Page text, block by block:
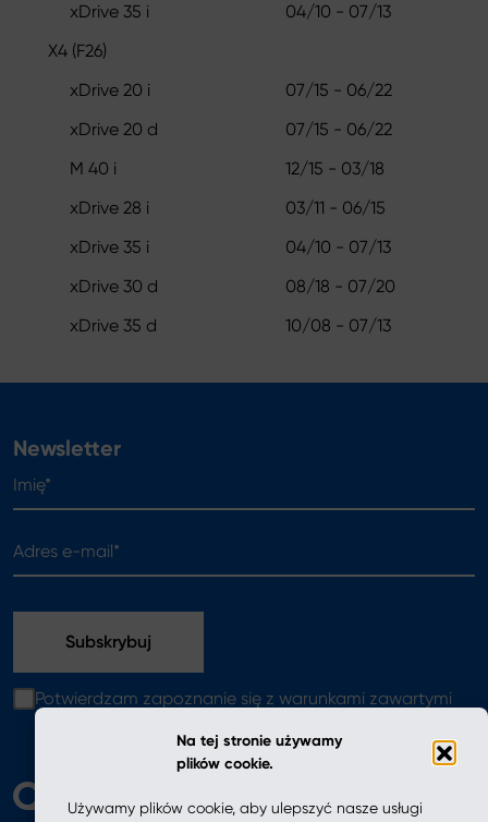
Na tej stronie używamy
plików cookie.
Używamy plików cookie, aby ulepszyć nasze usługi
xDrive 35 i
04/10 - 07/13
X4 (F26)
xDrive 20 i
07/15 - 06/22
xDrive 20 d
07/15 - 06/22
M 40 i
12/15 - 03/18
xDrive 28 i
03/11 - 06/15
xDrive 35 i
04/10 - 07/13
xDrive 30 d
08/18 - 07/20
xDrive 35 d
10/08 - 07/13
Newsletter
Adres e-mail*
Potwierdzam zapoznanie się z warunkami zawartymi